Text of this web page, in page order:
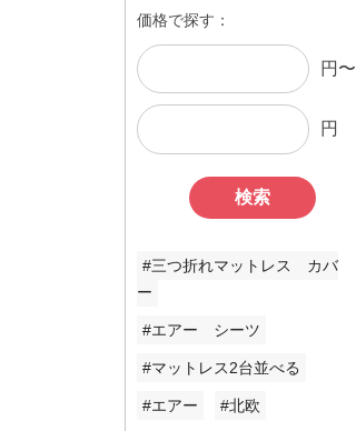
価格で探す：
円〜
円
検索
#三つ折れマットレス カバ
ー
#エアー シーツ
#マットレス2台並べる
#エアー #北欧